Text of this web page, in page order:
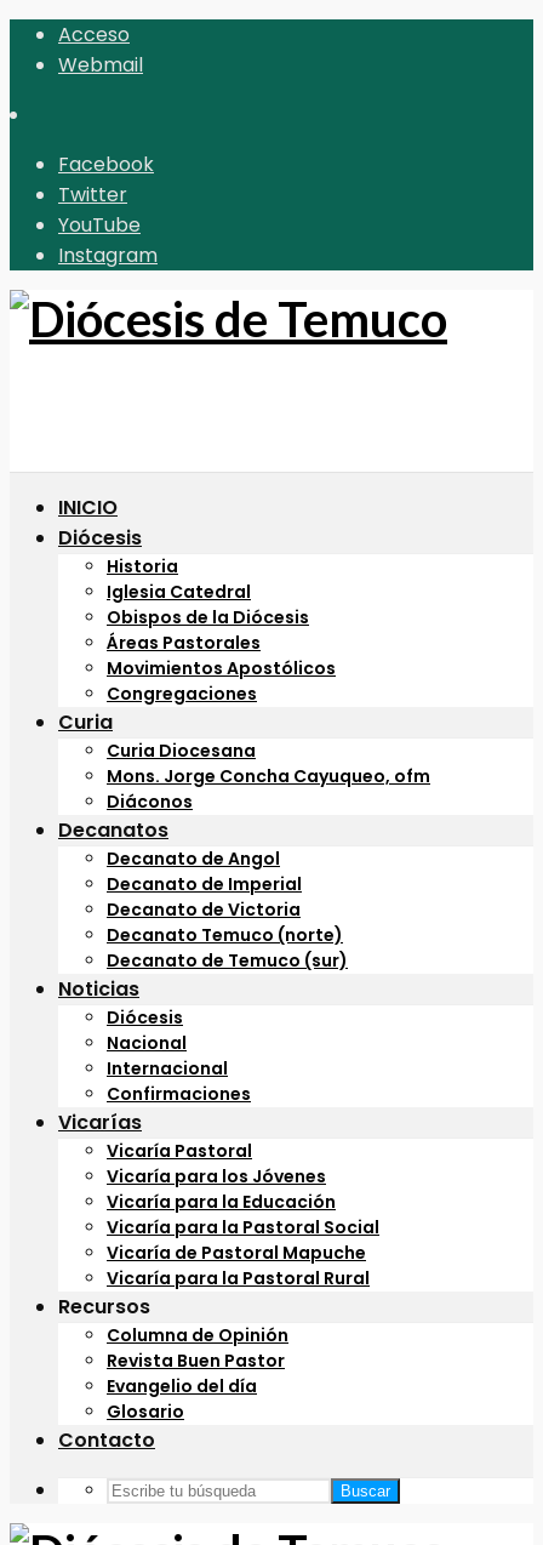
Acceso
Webmail
Facebook
Twitter
YouTube
Instagram
INICIO
Diócesis
Historia
Iglesia Catedral
Obispos de la Diócesis
Áreas Pastorales
Movimientos Apostólicos
Congregaciones
Curia
Curia Diocesana
Mons. Jorge Concha Cayuqueo, ofm
Diáconos
Decanatos
Decanato de Angol
Decanato de Imperial
Decanato de Victoria
Decanato Temuco (norte)
Decanato de Temuco (sur)
Noticias
Diócesis
Nacional
Internacional
Confirmaciones
Vicarías
Vicaría Pastoral
Vicaría para los Jóvenes
Vicaría para la Educación
Vicaría para la Pastoral Social
Vicaría de Pastoral Mapuche
Vicaría para la Pastoral Rural
Recursos
Columna de Opinión
Revista Buen Pastor
Evangelio del día
Glosario
Contacto
Buscar